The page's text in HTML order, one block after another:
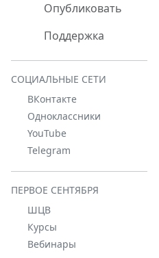
Опубликовать
Поддержка
СОЦИАЛЬНЫЕ СЕТИ
ВКонтакте
Одноклассники
YouTube
Telegram
ПЕРВОЕ СЕНТЯБРЯ
ШЦВ
Курсы
Вебинары